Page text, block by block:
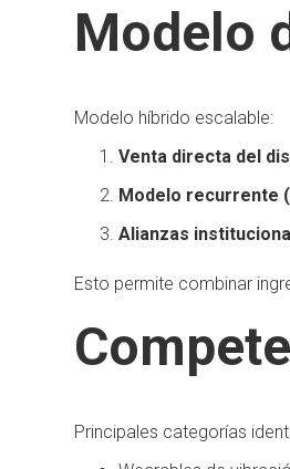
Modelo
Modelo híbrido escalable:
Venta directa del
Modelo recurrente
Alianzas
Esto permite combinar
Principales categorías